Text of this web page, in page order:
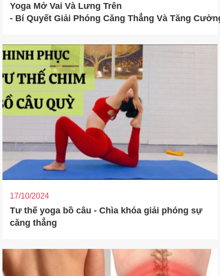
Yoga Mở Vai Và Lưng Trên
- Bí Quyết Giải Phóng Căng Thẳng Và Tăng
17/10/2024
Tư thế yoga bồ câu - Chìa khóa giải phóng sự
căng thẳng